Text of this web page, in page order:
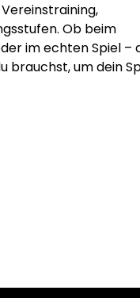
Ob beim
im echten Spiel –
brauchst, um dein